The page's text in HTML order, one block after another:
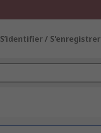
S’identifier / S'enregistrer